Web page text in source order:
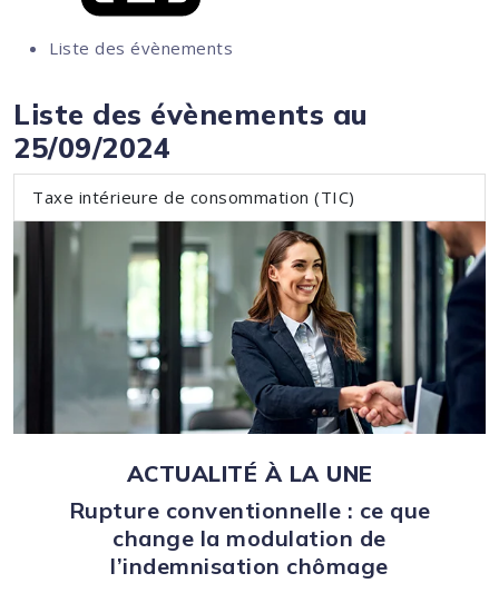
Liste des évènements
Liste des évènements au
25/09/2024
Taxe intérieure de consommation (TIC)
ACTUALITÉ À LA UNE
Rupture conventionnelle : ce que
change la modulation de
l’indemnisation chômage